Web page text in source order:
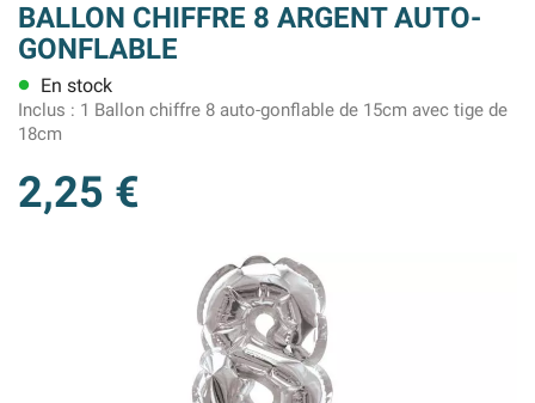
BALLON CHIFFRE 8 ARGENT AUTO-
GONFLABLE
lens En stock
Inclus : 1 Ballon chiffre 8 auto-gonflable de 15cm avec tige de
18cm
2,25 €